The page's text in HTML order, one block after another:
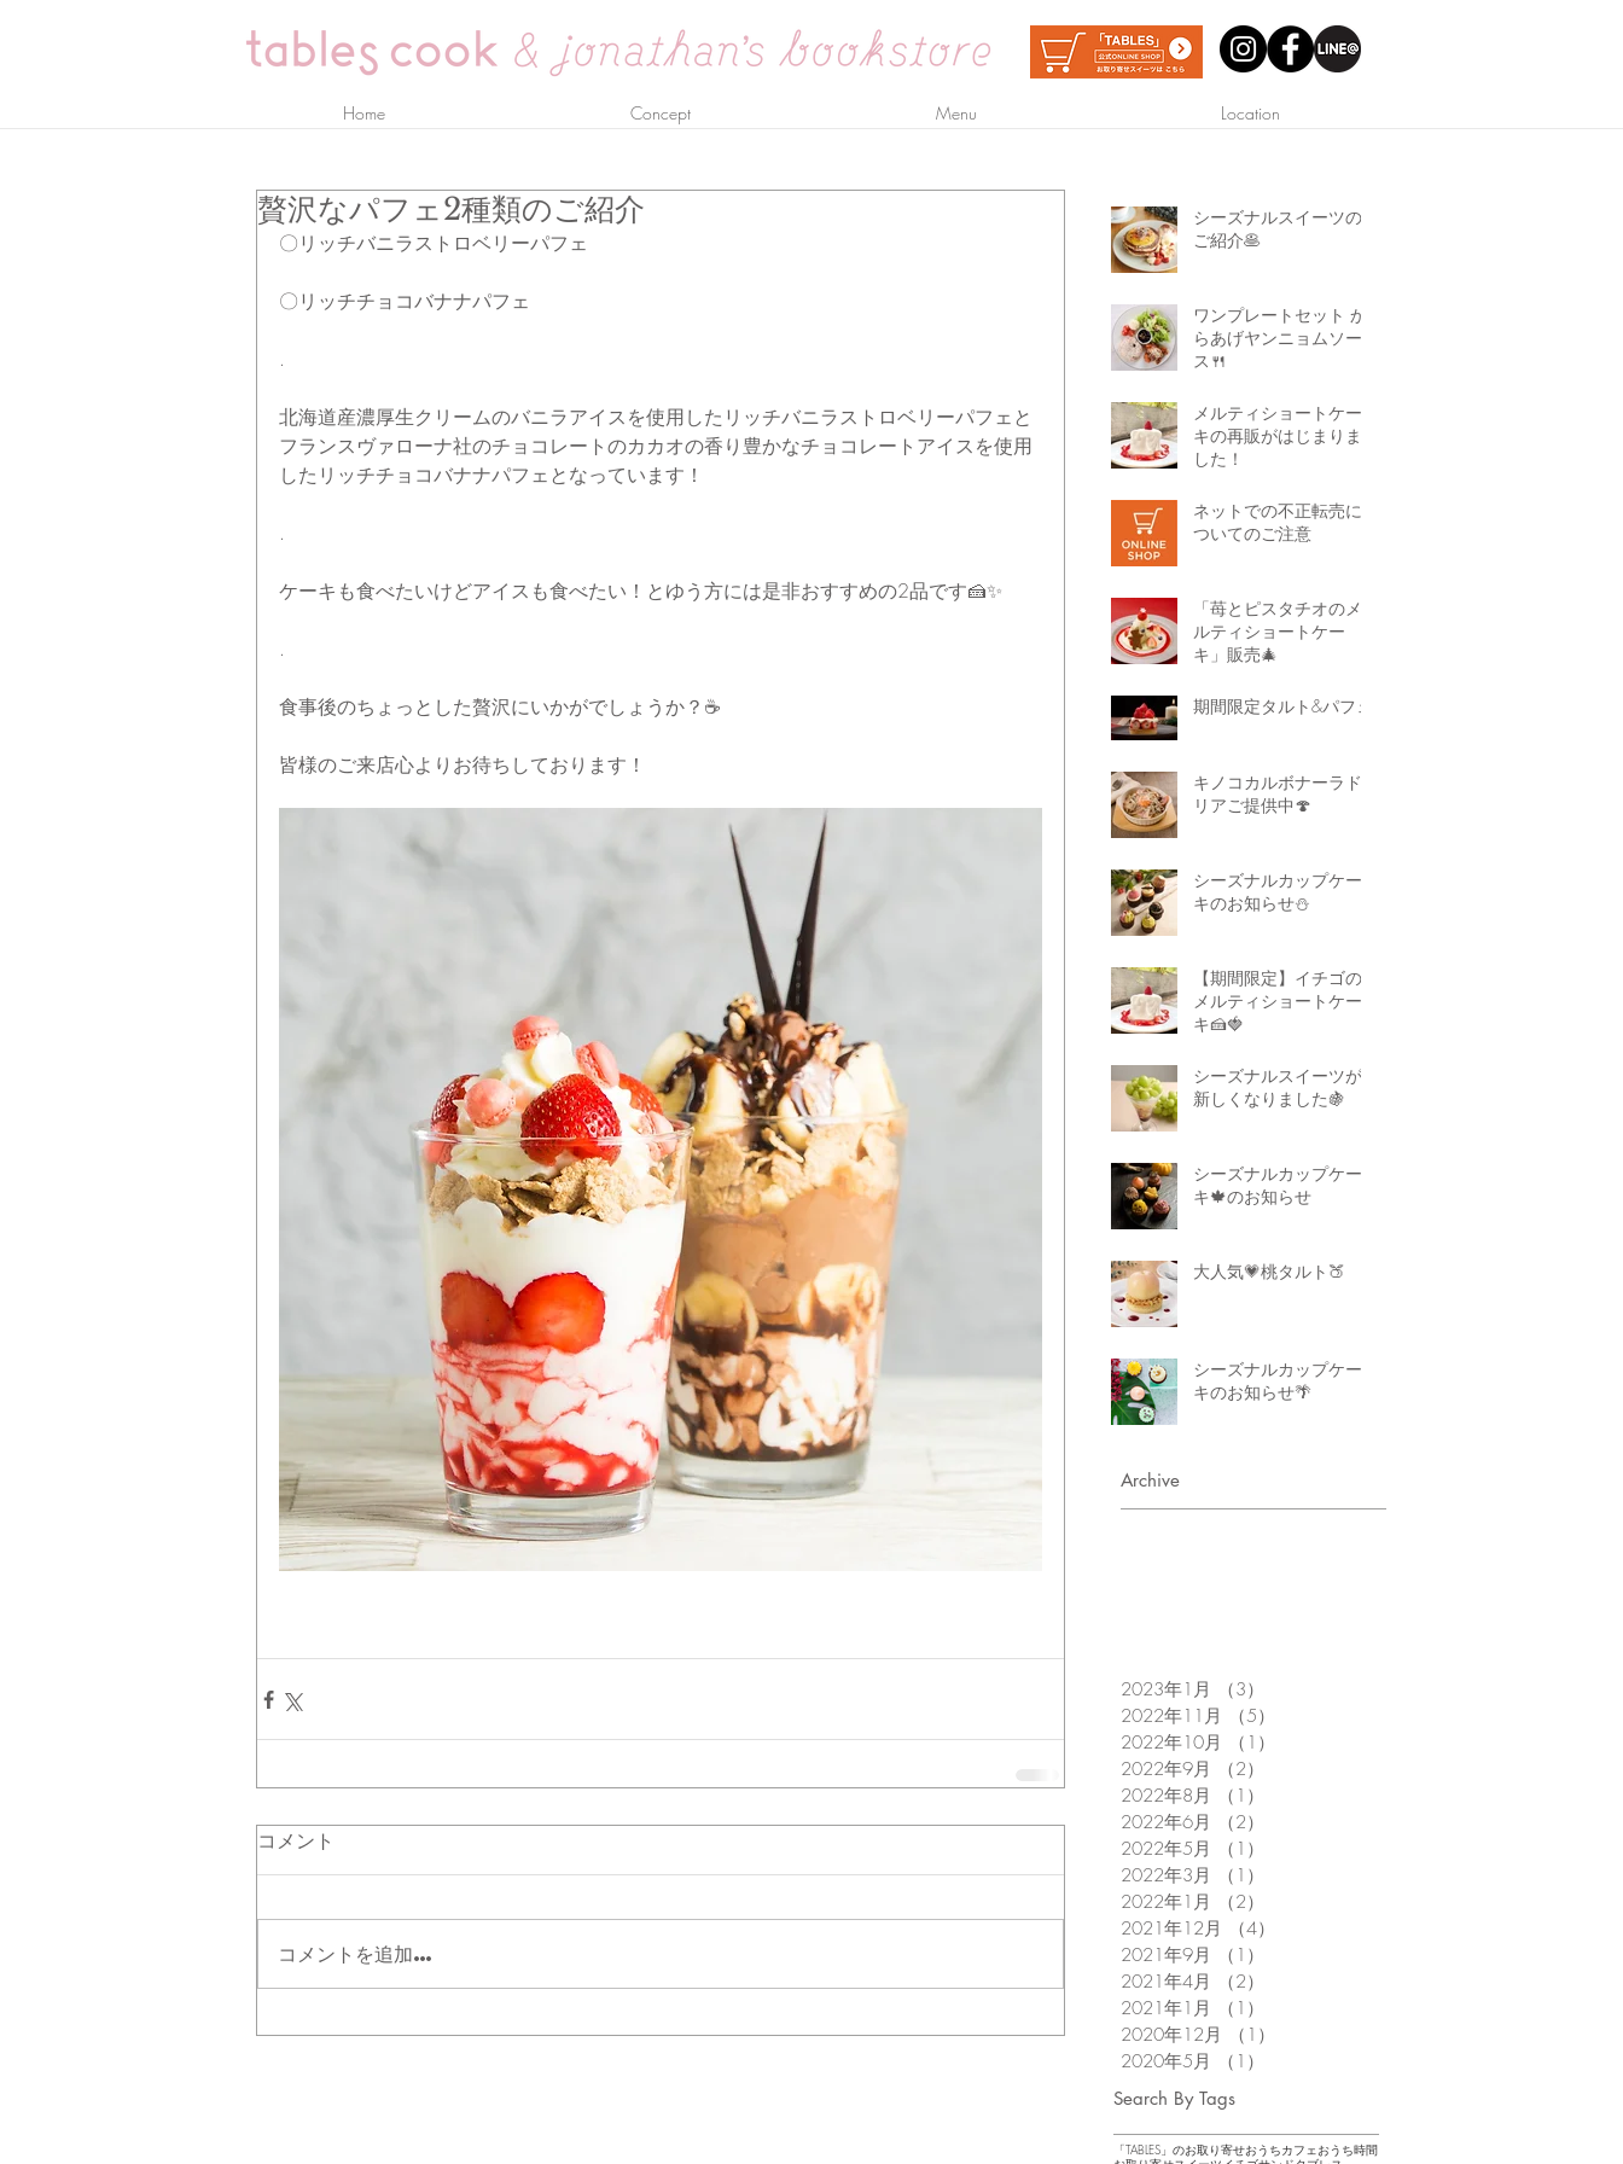
Home Concept Menu Location
贅沢なパフェ2種類のご紹介
〇リッチバニラストロベリーパフェ
〇リッチチョコバナナパフェ
.
北海道産濃厚生クリームのバニラアイスを使用したリッチバニラストロベリーパフェと
フランスヴァローナ社のチョコレートのカカオの香り豊かなチョコレートアイスを使用
したリッチチョコバナナパフェとなっています！
.
ケーキも食べたいけどアイスも食べたい！とゆう方には是非おすすめの2品です🍰✨
.
食事後のちょっとした贅沢にいかがでしょうか？☕️
皆様のご来店心よりお待ちしております！
コメント
コメントを追加…
シーズナルスイーツの
ご紹介🥞
ワンプレートセット か
らあげヤンニョムソー
ス🍴
メルティショートケー
キの再販がはじまりま
した！
ネットでの不正転売に
ついてのご注意
「苺とピスタチオのメ
ルティショートケー
キ」販売🎄
期間限定タルト&パフェ
キノコカルボナーラド
リアご提供中🍄
シーズナルカップケー
キのお知らせ⛄
【期間限定】イチゴの
メルティショートケー
キ🍰🍓
シーズナルスイーツが
新しくなりました🍇
シーズナルカップケー
キ🍁のお知らせ
大人気💗桃タルト🍑
シーズナルカップケー
キのお知らせ🌴
Archive
2023年1月 （3）
2022年11月
（5）
2022年10月
（1）
2022年9月
（2）
2022年8月
（1）
2022年6月
（2）
2022年5月
（1）
2022年3月
（1）
2022年1月
（2）
2021年12月
（4）
2021年9月
（1）
2021年4月
（2）
2021年1月
（1）
2020年12月
（1）
2020年5月
（1）
Search By Tags
「TABLES」のお取り寄せおうちカフェおうち時間